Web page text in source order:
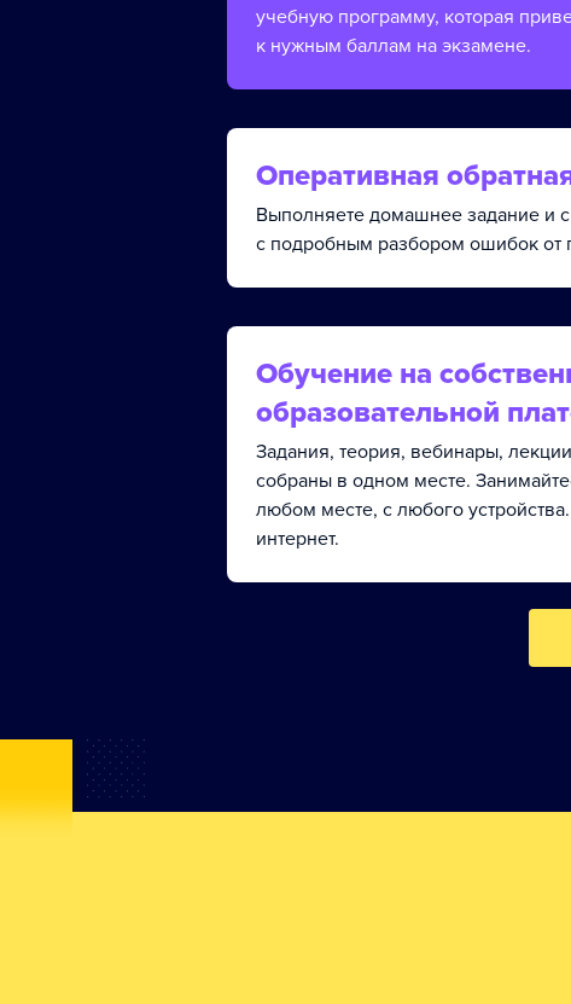
учебную программу, которая
к нужным баллам на экзамене.
Оперативная
Выполняете домашнее задание и
с подробным разбором ошибок от
Обучение на
образовательной
Задания, теория, вебинары,
собраны в одном месте.
любом месте, с любого
интернет.